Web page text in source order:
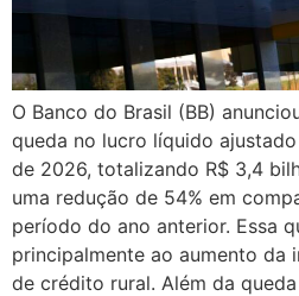
O Banco do Brasil (BB)
queda no lucro líquido
de 2026, totalizando R$ 3,4
uma redução de 54% em
período do ano anterior. Essa
principalmente ao aumento da
de crédito rural. Além da